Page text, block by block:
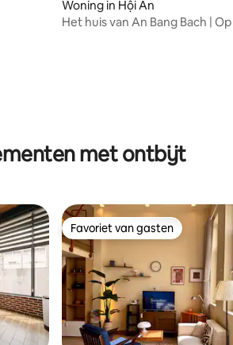
Woning in Hội An
Het huis van An Bang Bach | Op
met ontbijt
Favoriet van gasten
Favoriet van gasten